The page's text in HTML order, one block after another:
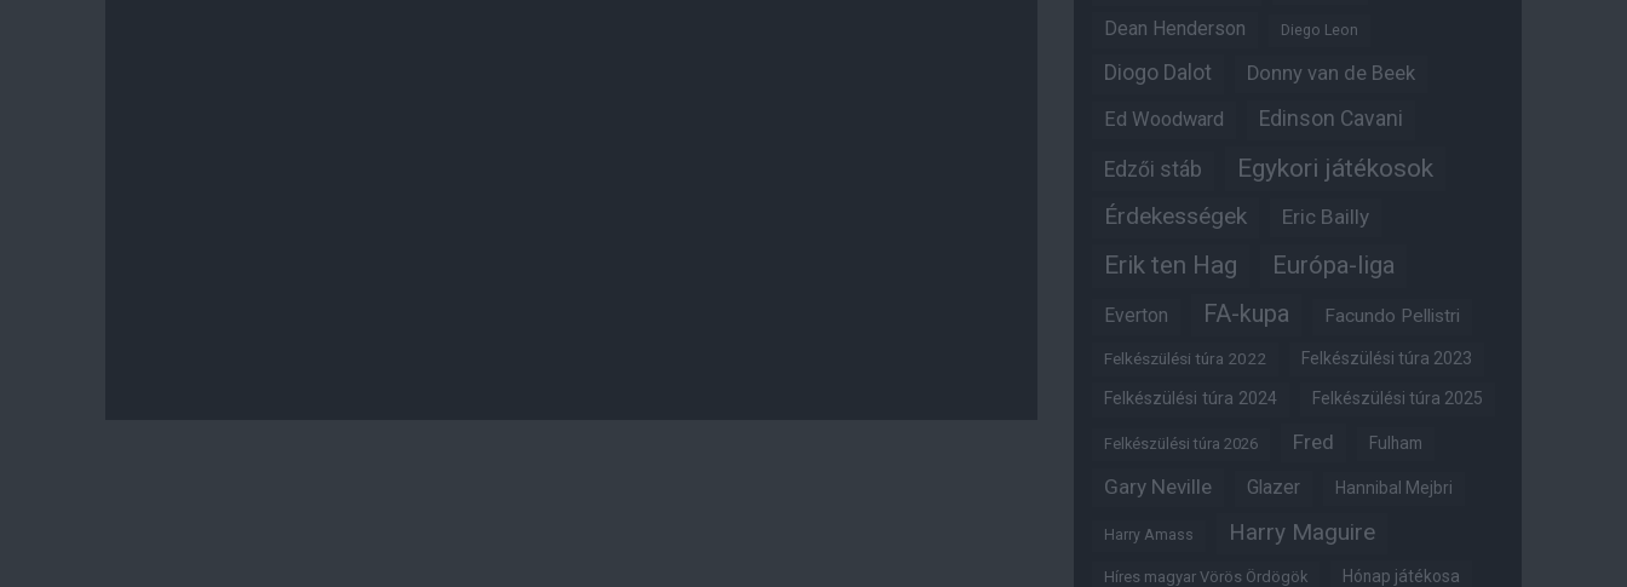
Dean Henderson Diego Leon
Diogo Dalot
Donny van de Beek
Ed Woodward
Edinson Cavani
Edzői stáb Egykori játékosok
Érdekességek Eric Bailly
Erik ten Hag Európa-liga
Everton FA-kupa Facundo Pellistri
Felkészülési túra 2022 Felkészülési túra 2023
Felkészülési túra 2024 Felkészülési túra 2025
Felkészülési túra 2026 Fred Fulham
Gary Neville Glazer Hannibal Mejbri
Harry Amass Harry Maguire
Híres magyar Vörös Ördögök Hónap játékosa